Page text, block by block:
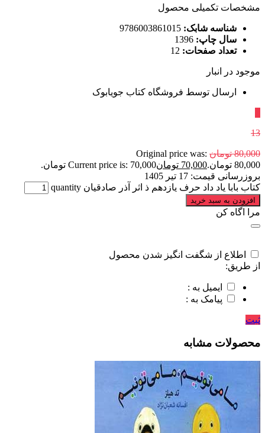
مشخصات تکمیلی محصول
شناسه شابک:
سال چاپ:
تعداد صفحات:
موجود در انبار
ارسال توسط فروشگاه کتاب جویابوک
13
80,000 تومان Original price was:
80,000 تومان.
70,000 تومانCurrent price is: 70,000 تومان.
بروزرسانی قیمت: 17 تیر 1405
کتاب بابا یاد داد حرف یازدهم ذ اثر آذر صادقیان quantity
افزودن به سبد خرید
مرا اگاه کن
اطلاع از شگفت انگیز شدن محصول
از طریق:
ایمیل به :
پیامک به :
ثبت
محصولات مشابه